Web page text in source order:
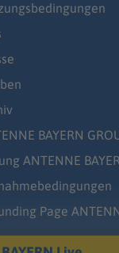
BAYERN
ANTENNE
Page